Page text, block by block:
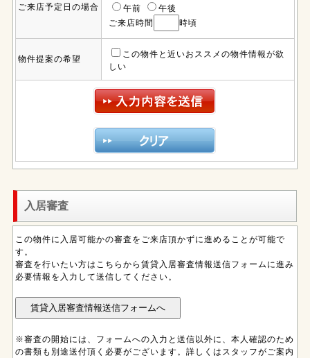
ご来店予定日の場合
午前
午後
ご来店時間
時頃
物件提案の希望
この物件と近いおススメの物件情報が欲
しい
入居審査
この物件に入居可能かの審査をご来店頂かずに進めることが可能で
す。
審査を行いたい方はこちらから賃貸入居審査情報送信フォームに進み
必要情報を入力して送信してください。
※審査の開始には、フォームへの入力と送信以外に、本人確認のため
の書類も別途送付頂く必要がございます。詳しくはスタッフがご案内